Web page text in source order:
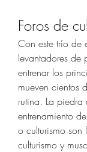
Foros de
Con este trío de
levantadores de
entrenar los
mueven cientos
rutina. La
entrenamiento
o culturismo son
culturismo y